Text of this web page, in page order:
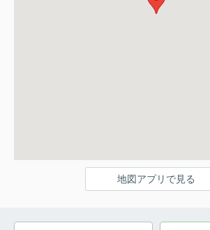
地図アプリで見る